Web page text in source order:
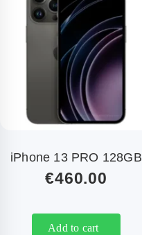
iPhone 13 PRO 128GB
€460.00
Add to cart